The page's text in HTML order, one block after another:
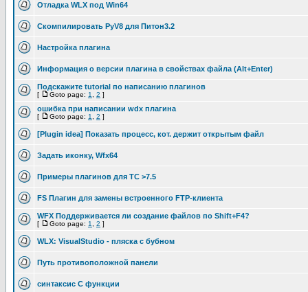
Отладка WLX под Win64
Скомпилировать PyV8 для Питон3.2
Настройка плагина
Информация о версии плагина в свойствах файла (Alt+Enter)
Подскажите tutorial по написанию плагинов
[ Goto page: 1 2 ]
ошибка при написании wdx плагина
[ Goto page: 1 2 ]
[Plugin idea] Показать процесс, кот. держит открытым файл
Задать иконку, Wfx64
Примеры плагинов для TC >7.5
FS Плагин для замены встроенного FTP-клиента
WFX Поддерживается ли создание файлов по Shift+F4?
[ Goto page: 1 2 ]
WLX: VisualStudio - пляска с бубном
Путь противоположной панели
синтаксис C функции